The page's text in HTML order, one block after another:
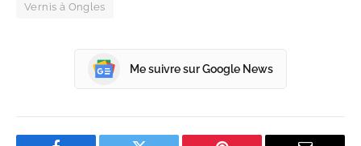
Vernis à Ongles
Me suivre sur Google News